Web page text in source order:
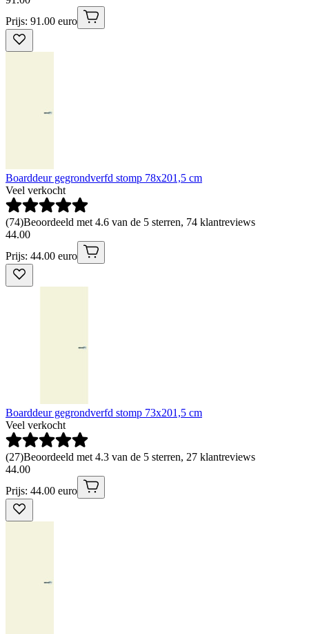
Prijs: 91.00 euro
Boarddeur gegrondverfd stomp 78x201,5 cm
Veel verkocht
(74)Beoordeeld met 4.6 van de 5 sterren, 74 klantreviews
44.00
Prijs: 44.00 euro
Boarddeur gegrondverfd stomp 73x201,5 cm
Veel verkocht
(27)Beoordeeld met 4.3 van de 5 sterren, 27 klantreviews
44.00
Prijs: 44.00 euro